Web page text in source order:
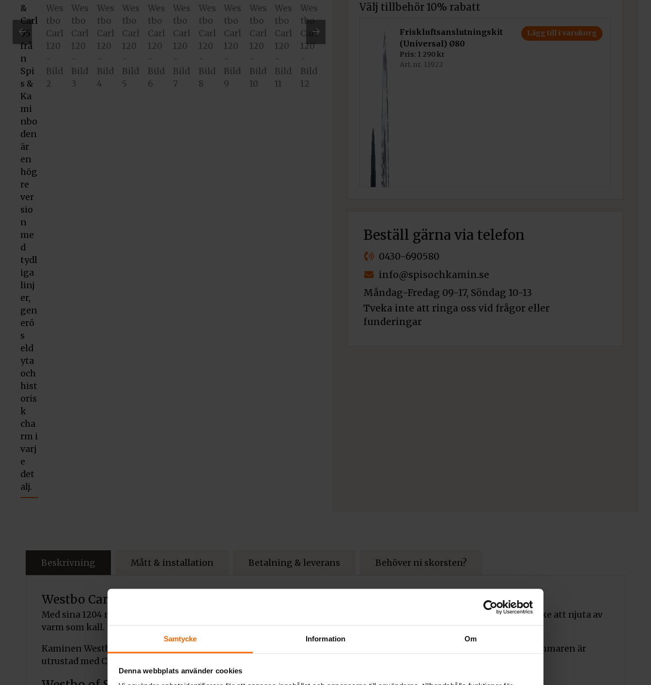
Samtycke Information Om
Denna webbplats använder cookies
Prev
ious
Nex
29
900 kr.
är:
600 kr.
mängd
Välj tillbehör 10% rabatt
Friskluftsanslutningskit
(Universal) Ø80
Pris: 1 290kr
Art.nr. 11922
Lägg till i varukorg
Beställ gärna via telefon
0430-690580
info@spisochkamin.se
Måndag-Fredag 09-17, Söndag 10-13
Tveka inte att ringa oss vid frågor eller
funderingar
Beskrivning Mått & installation Betalning & leverans Behöver ni skorsten?
Westbo Carl 120 är en modern gjutjärnskamin tillverkad i gammal klassisk design.
Med sina 1204 mm i höjd och 135 kg rent gjutjärn och har en medeleffekt på 5,7 kW blir Westbo Carl 120 ett fint smycke att njuta av
varm som kall.
Kaminen Westbo Carl 120 brinner rent och fint och har mycket bra testvärden. Inredning i Vermiculite och brännkammaren är
utrustad med CB-teknik (Clean Burning) vilket innebär en renare, miljövänligare förbränning.